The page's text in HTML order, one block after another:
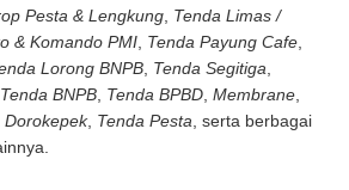
Pesta & Lengkung Tenda Limas /
& Komando PMI Tenda Payung Cafe
Lorong BNPB Tenda Segitiga
Tenda BNPB Tenda BPBD Membrane
Dorokepek, Tenda Pesta , serta berbagai